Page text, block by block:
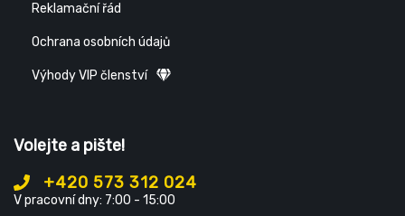
Reklamační řád
Ochrana osobních údajů
Výhody VIP členství
Volejte a pište!
+420 573 312 024
V pracovní dny: 7:00 - 15:00